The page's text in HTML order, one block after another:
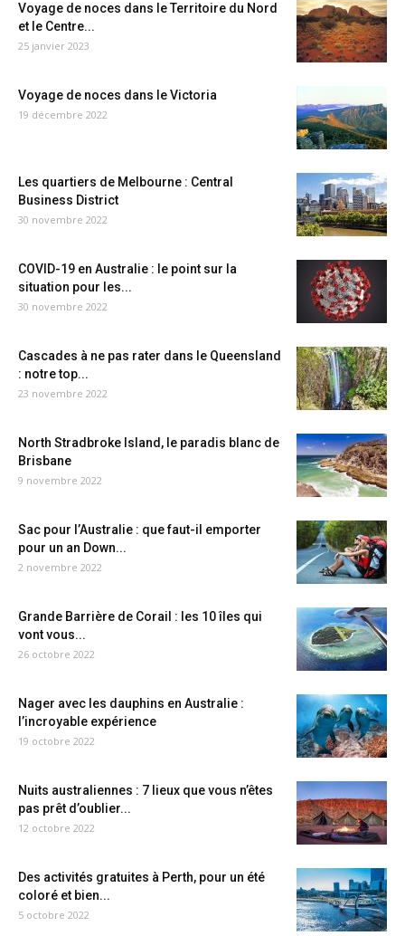
Voyage de noces dans le Territoire du Nord
et le Centre...
25 janvier 2023
Voyage de noces dans le Victoria
19 décembre 2022
Les quartiers de Melbourne : Central
Business District
30 novembre 2022
COVID-19 en Australie : le point sur la
situation pour les...
30 novembre 2022
Cascades à ne pas rater dans le Queensland
: notre top...
23 novembre 2022
North Stradbroke Island, le paradis blanc de
Brisbane
9 novembre 2022
Sac pour l’Australie : que faut-il emporter
pour un an Down...
2 novembre 2022
Grande Barrière de Corail : les 10 îles qui
vont vous...
26 octobre 2022
Nager avec les dauphins en Australie :
l’incroyable expérience
19 octobre 2022
Nuits australiennes : 7 lieux que vous n’êtes
pas prêt d’oublier...
12 octobre 2022
Des activités gratuites à Perth, pour un été
coloré et bien...
5 octobre 2022